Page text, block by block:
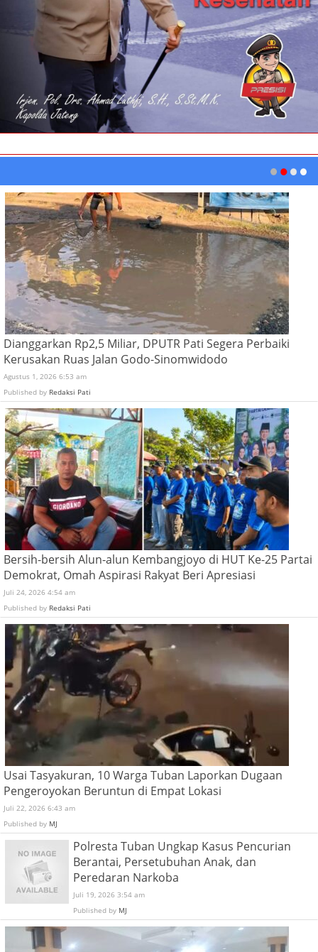
Dianggarkan Rp2,5 Miliar, DPUTR Pati Segera Perbaiki
Kerusakan Ruas Jalan Godo-Sinomwidodo
Agustus 1, 2026 6:53 am
Published by Redaksi Pati
Bersih-bersih Alun-alun Kembangjoyo di HUT Ke-25 Partai
Demokrat, Omah Aspirasi Rakyat Beri Apresiasi
Juli 24, 2026 4:54 am
Published by Redaksi Pati
Usai Tasyakuran, 10 Warga Tuban Laporkan Dugaan
Pengeroyokan Beruntun di Empat Lokasi
Juli 22, 2026 6:43 am
Published by MJ
Polresta Tuban Ungkap Kasus Pencurian
Berantai, Persetubuhan Anak, dan
Peredaran Narkoba
Juli 19, 2026 3:54 am
Published by MJ